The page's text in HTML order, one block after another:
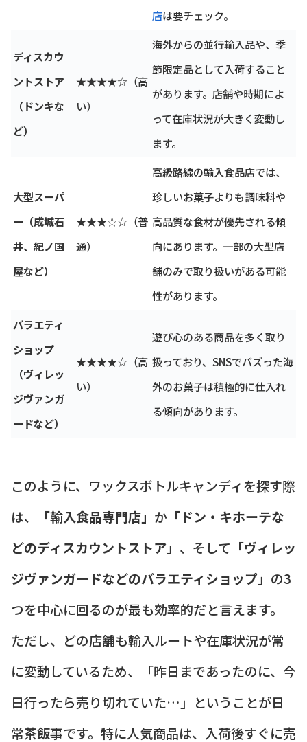
店は要チェック。
ディスカウ
ントストア
（ドンキな
ど）
★★★★☆（高
い）
海外からの並行輸入品や、季
節限定品として入荷すること
があります。店舗や時期によ
って在庫状況が大きく変動し
ます。
大型スーパ
ー（成城石
井、紀ノ国
屋など）
★★★☆☆（普
通）
高級路線の輸入食品店では、
珍しいお菓子よりも調味料や
高品質な食材が優先される傾
向にあります。一部の大型店
舗のみで取り扱いがある可能
性があります。
バラエティ
ショップ
（ヴィレッ
ジヴァンガ
ードなど）
★★★★☆（高
い）
遊び心のある商品を多く取り
扱っており、SNSでバズった海
外のお菓子は積極的に仕入れ
る傾向があります。
このように、ワックスボトルキャンディを探す際
は、
「輸入食品専門店」 か 「ドン・キホーテな
どのディスカウントストア」 、そして 「ヴィレッ
ジヴァンガードなどのバラエティショップ」 の3
つを中心に回るのが最も効率的だと言えます。
ただし、どの店舗も輸入ルートや在庫状況が常
に変動しているため、「昨日まであったのに、今
日行ったら売り切れていた…」ということが日
常茶飯事です。特に人気商品は、入荷後すぐに売